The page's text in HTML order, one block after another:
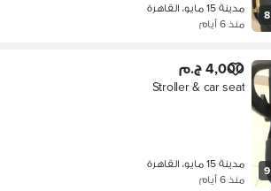
8
مدينة 15 مايو، القاهرة
منذ 6 أيام
9
4,000 ج.م
Stroller & car seat
مدينة 15 مايو، القاهرة
منذ 6 أيام